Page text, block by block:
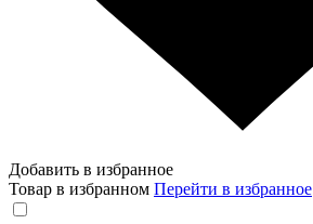
Добавить в избранное
Товар в избранном Перейти в избранное